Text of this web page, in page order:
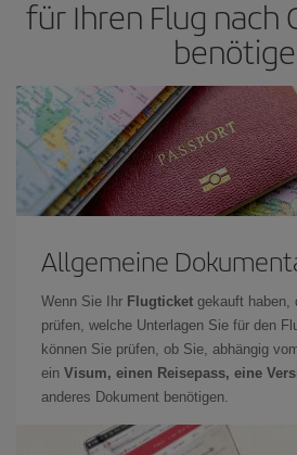
für Ihren Flug nach
Allgemeine
Wenn Sie Ihr Flugticket gekauft haben,
prüfen, welche Unterlagen Sie für den
können Sie prüfen, ob Sie, abhängig
ein Visum, einen Reisepass, eine
anderes Dokument benötigen.